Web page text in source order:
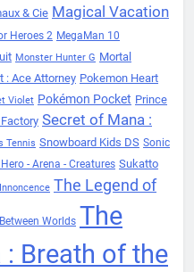
& Cie Magical Vacation
Heroes 2 MegaMan 10
Monster Hunter G Mortal
: Ace Attorney Pokemon Heart
Violet Pokémon Pocket Prince
Secret of Mana :
Tennis Snowboard Kids DS Sonic
- Arena - Creatures Sukatto
The Legend of
Worlds The
: Breath of the